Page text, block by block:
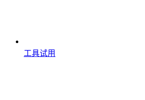
工具试用